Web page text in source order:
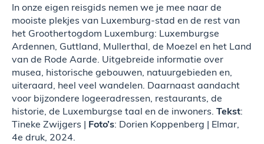
In onze eigen reisgids nemen we je mee naar de
mooiste plekjes van Luxemburg-stad en de rest van
het Groothertogdom Luxemburg: Luxemburgse
Ardennen, Guttland, Mullerthal, de Moezel en het Land
van de Rode Aarde. Uitgebreide informatie over
musea, historische gebouwen, natuurgebieden en,
uiteraard, heel veel wandelen. Daarnaast aandacht
voor bijzondere logeeradressen, restaurants, de
historie, de Luxemburgse taal en de inwoners. Tekst:
Tineke Zwijgers | Foto’s: Dorien Koppenberg | Elmar,
4e druk, 2024.